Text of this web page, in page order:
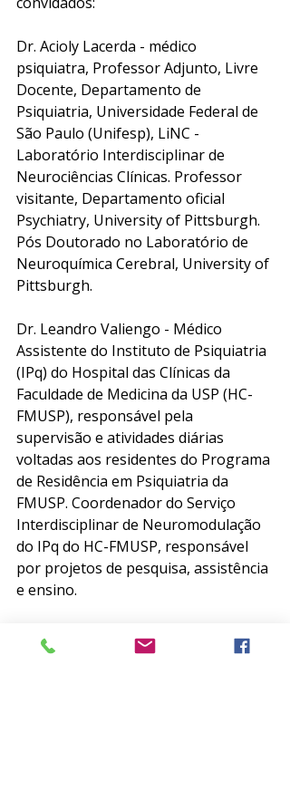
Dr. Acioly Lacerda - médico
psiquiatra, Professor Adjunto, Livre
Docente, Departamento de
Psiquiatria, Universidade Federal de
São Paulo (Unifesp), LiNC -
Laboratório Interdisciplinar de
Neurociências Clínicas. Professor
visitante, Departamento oficial
Psychiatry, University of Pittsburgh.
Pós Doutorado no Laboratório de
Neuroquímica Cerebral, University of
Pittsburgh.
Dr. Leandro Valiengo - Médico
Assistente do Instituto de Psiquiatria
(IPq) do Hospital das Clínicas da
Faculdade de Medicina da USP (HC-
FMUSP), responsável pela
supervisão e atividades diárias
voltadas aos residentes do Programa
de Residência em Psiquiatria da
FMUSP. Coordenador do Serviço
Interdisciplinar de Neuromodulação
do IPq do HC-FMUSP, responsável
por projetos de pesquisa, assistência
e ensino.
O programa ABPTV é transmitido ao
vivo pelo
Facebook da ABP
Canal